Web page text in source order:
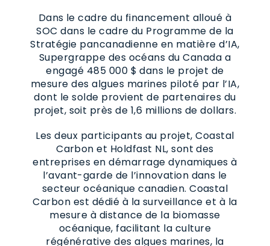
Dans le cadre du financement alloué à
SOC dans le cadre du Programme de la
Stratégie pancanadienne en matière d’IA,
Supergrappe des océans du Canada a
engagé 485 000 $ dans le projet de
mesure des algues marines piloté par l’IA,
dont le solde provient de partenaires du
projet, soit près de 1,6 millions de dollars.
Les deux participants au projet, Coastal
Carbon et Holdfast NL, sont des
entreprises en démarrage dynamiques à
l’avant-garde de l’innovation dans le
secteur océanique canadien. Coastal
Carbon est dédié à la surveillance et à la
mesure à distance de la biomasse
océanique, facilitant la culture
régénérative des algues marines, la